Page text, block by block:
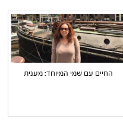
החיים עם שמי המיוחד: מענית